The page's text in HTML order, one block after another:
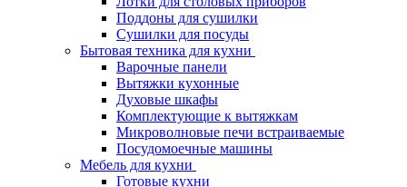
Поддоны для сушилки
Сушилки для посуды
Бытовая техника для кухни
Варочные панели
Вытяжки кухонные
Духовые шкафы
Комплектующие к вытяжкам
Микроволновые печи встраиваемые
Посудомоечные машины
Мебель для кухни
Готовые кухни